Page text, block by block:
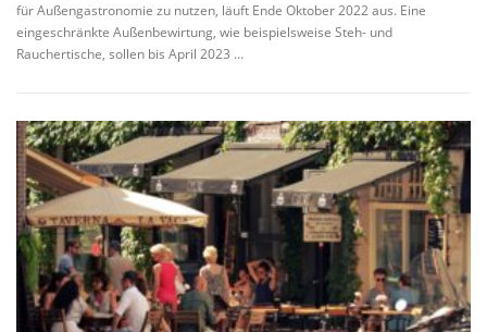
für Außengastronomie zu nutzen, läuft Ende Oktober 2022 aus. Eine
eingeschränkte Außenbewirtung, wie beispielsweise Steh- und
Rauchertische, sollen bis April 2023 …